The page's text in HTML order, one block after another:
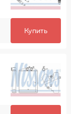
Купить